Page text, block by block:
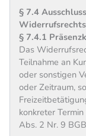
§ 7.4
Widerrufsrechts
§ 7.4.1
Das
Teilnahme an
oder sonstigen
oder Zeitraum,
konkreter
Abs. 2 Nr. 9